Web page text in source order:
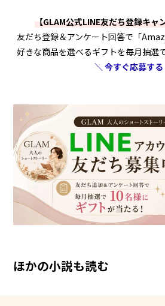
【GLAM公式LINE友だち登録キャ
友だち登録＆アンケート回答で「
好きな商品を選べるギフトを毎月抽選
＼ 今すぐ応募する
ほかの小説も読む